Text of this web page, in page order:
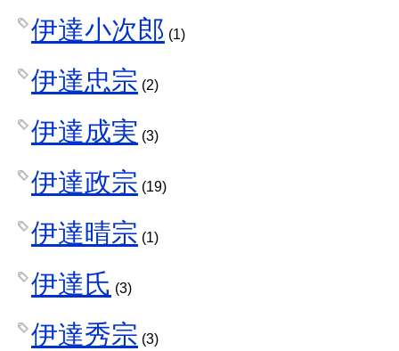
伊達小次郎 (1)
伊達忠宗 (2)
伊達成実 (3)
伊達政宗 (19)
伊達晴宗 (1)
伊達氏 (3)
伊達秀宗 (3)